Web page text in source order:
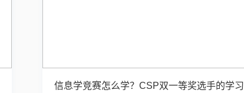
信息学竞赛怎么学？CSP双一等奖选手的学习